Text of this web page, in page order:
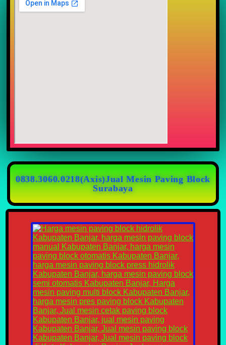
0838.3060.0218(Axis)Jual Mesin Paving Block
Surabaya